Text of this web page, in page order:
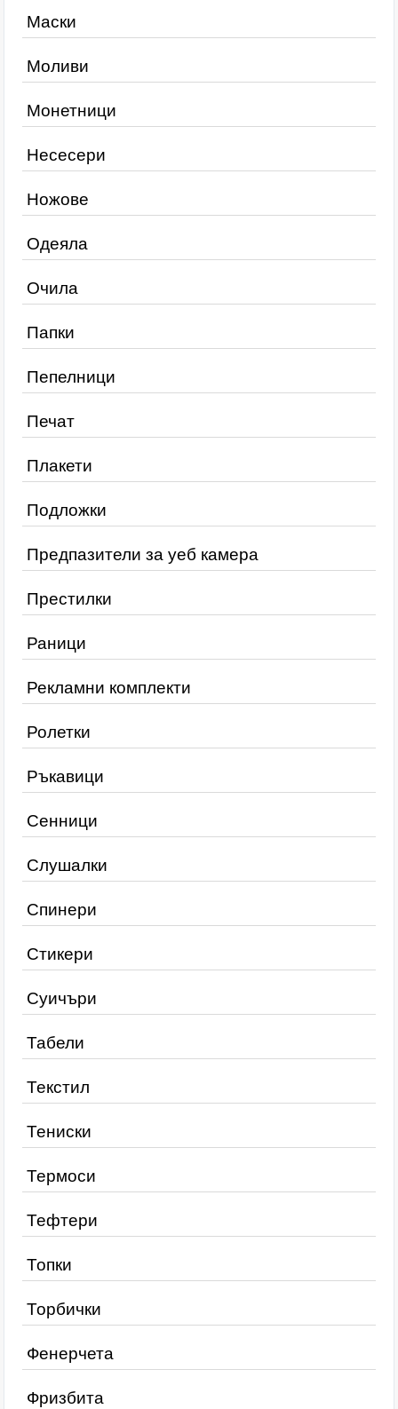
Маски
Моливи
Монетници
Несесери
Ножове
Одеяла
Очила
Папки
Пепелници
Печат
Плакети
Подложки
Предпазители за уеб камера
Престилки
Раници
Рекламни комплекти
Ролетки
Ръкавици
Сенници
Слушалки
Спинери
Стикери
Суичъри
Табели
Текстил
Тениски
Термоси
Тефтери
Топки
Торбички
Фенерчета
Фризбита